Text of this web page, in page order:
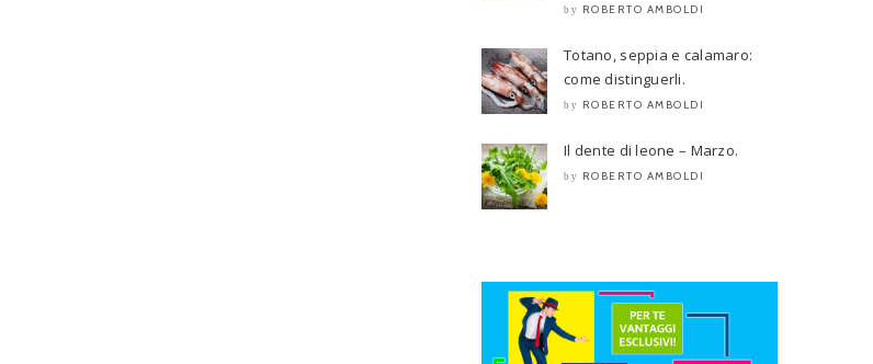
by ROBERTO AMBOLDI
Totano, seppia e calamaro:
come distinguerli.
by ROBERTO AMBOLDI
Il dente di leone – Marzo.
by ROBERTO AMBOLDI